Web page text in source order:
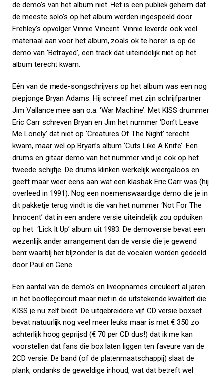
de demo’s van het album niet. Het is een publiek geheim dat
de meeste solo’s op het album werden ingespeeld door
Frehley’s opvolger Vinnie Vincent. Vinnie leverde ook veel
materiaal aan voor het album, zoals ok te horen is op de
demo van ‘Betrayed’, een track dat uiteindelijk niet op het
album terecht kwam.
Eén van de mede-songschrijvers op het album was een nog
piepjonge Bryan Adams. Hij schreef met zijn schrijfpartner
Jim Vallance mee aan o.a. ‘War Machine’. Met KISS drummer
Eric Carr schreven Bryan en Jim het nummer ‘Don’t Leave
Me Lonely’ dat niet op ‘Creatures Of The Night’ terecht
kwam, maar wel op Bryan’s album ‘Cuts Like A Knife’. Een
drums en gitaar demo van het nummer vind je ook op het
tweede schijfje. De drums klinken werkelijk weergaloos en
geeft maar weer eens aan wat een klasbak Eric Carr was (hij
overleed in 1991). Nog een noemenswaardige demo die je in
dit pakketje terug vindt is die van het nummer ‘Not For The
Innocent’ dat in een andere versie uiteindelijk zou opduiken
op het ‘Lick It Up’ album uit 1983. De demoversie bevat een
wezenlijk ander arrangement dan de versie die je gewend
bent waarbij het bijzonder is dat de vocalen worden gedeeld
door Paul en Gene.
Een aantal van de demo’s en liveopnames circuleert al jaren
in het bootlegcircuit maar niet in de uitstekende kwaliteit die
KISS je nu zelf biedt. De uitgebreidere vijf CD versie boxset
bevat natuurlijk nog veel meer leuks maar is met € 350 zo
achterlijk hoog geprijsd (€ 70 per CD dus!) dat ik me kan
voorstellen dat fans die box laten liggen ten faveure van de
2CD versie. De band (of de platenmaatschappij) slaat de
plank, ondanks de geweldige inhoud, wat dat betreft wel